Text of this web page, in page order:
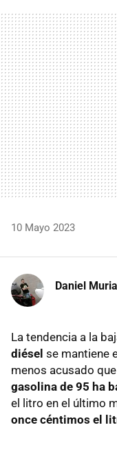
10 Mayo 2023
Daniel
La tendencia a la
diésel se mantiene
menos acusado
gasolina de 95 ha
el litro en el último
once céntimos el